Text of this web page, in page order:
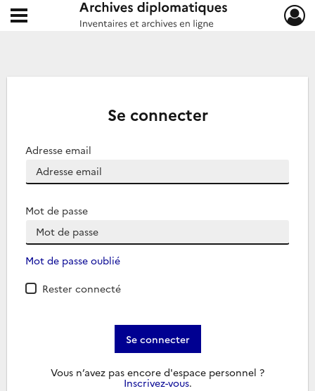
Archives diplomatiques
Ouvrir le menu déroulant
Se connecter
Adresse email
Mot de passe
Mot de passe oublié
Rester connecté
Se connecter
Vous n’avez pas encore d'espace personnel ?
Inscrivez-vous.